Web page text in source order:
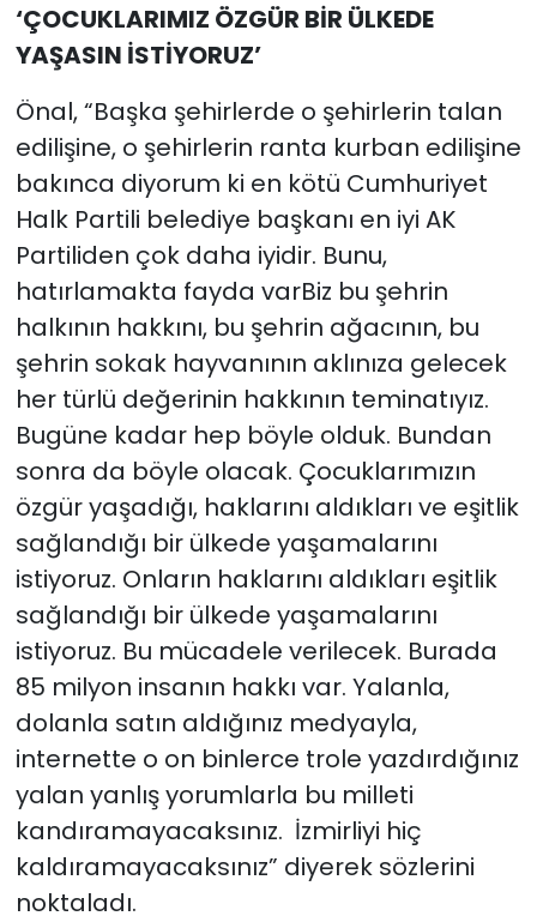
‘ÇOCUKLARIMIZ ÖZGÜR BİR ÜLKEDE
YAŞASIN İSTİYORUZ’
Önal, “Başka şehirlerde o şehirlerin talan
edilişine, o şehirlerin ranta kurban edilişine
bakınca diyorum ki en kötü Cumhuriyet
Halk Partili belediye başkanı en iyi AK
Partiliden çok daha iyidir. Bunu,
hatırlamakta fayda varBiz bu şehrin
halkının hakkını, bu şehrin ağacının, bu
şehrin sokak hayvanının aklınıza gelecek
her türlü değerinin hakkının teminatıyız.
Bugüne kadar hep böyle olduk. Bundan
sonra da böyle olacak. Çocuklarımızın
özgür yaşadığı, haklarını aldıkları ve eşitlik
sağlandığı bir ülkede yaşamalarını
istiyoruz. Onların haklarını aldıkları eşitlik
sağlandığı bir ülkede yaşamalarını
istiyoruz. Bu mücadele verilecek. Burada
85 milyon insanın hakkı var. Yalanla,
dolanla satın aldığınız medyayla,
internette o on binlerce trole yazdırdığınız
yalan yanlış yorumlarla bu milleti
kandıramayacaksınız. İzmirliyi hiç
kaldıramayacaksınız” diyerek sözlerini
noktaladı.